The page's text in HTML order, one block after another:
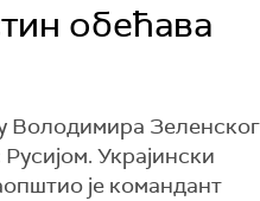
обећава
Володимира
Украјински
је командант